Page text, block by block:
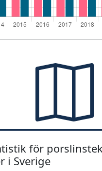
för
i Sverige